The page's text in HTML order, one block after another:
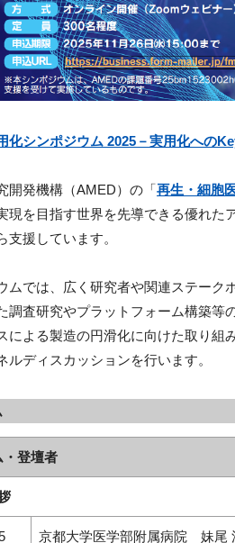
化シンポジウム 2025－実用化への
開発機構（AMED）の「再生・細胞
現を目指す世界を先導できる優れた
支援しています。
ムでは、広く研究者や関連ステーク
調査研究やプラットフォーム構築等
による製造の円滑化に向けた取り組
ルディスカッションを行います。
・登壇者
京都大学医学部附属病院 妹尾